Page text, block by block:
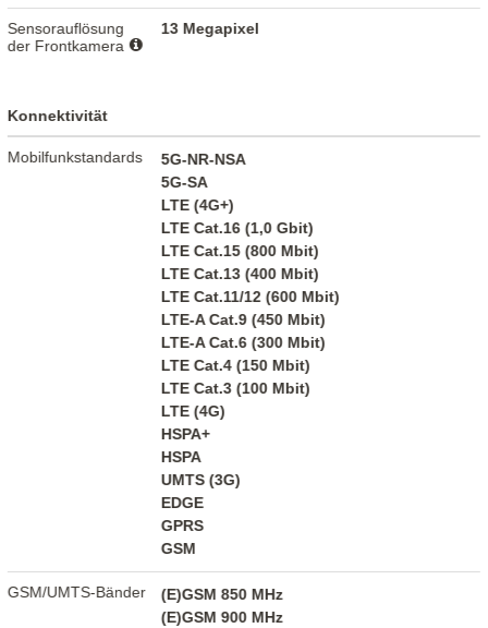
Sensorauflösung
der Frontkamera
13 Megapixel
Konnektivität
Mobilfunkstandards
5G-NR-NSA
5G-SA
LTE (4G+)
LTE Cat.16 (1,0 Gbit)
LTE Cat.15 (800 Mbit)
LTE Cat.13 (400 Mbit)
LTE Cat.11/12 (600 Mbit)
LTE-A Cat.9 (450 Mbit)
LTE-A Cat.6 (300 Mbit)
LTE Cat.4 (150 Mbit)
LTE Cat.3 (100 Mbit)
LTE (4G)
HSPA+
HSPA
UMTS (3G)
EDGE
GPRS
GSM
GSM/UMTS-Bänder
(E)GSM 850 MHz
(E)GSM 900 MHz